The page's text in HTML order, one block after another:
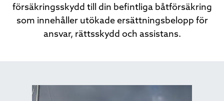
försäkringsskydd till din befintliga båtförsäkring
som innehåller utökade ersättningsbelopp för
ansvar, rättsskydd och assistans.